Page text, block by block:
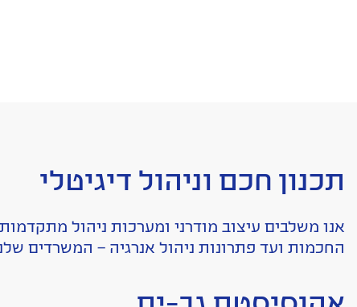
תכנון חכם וניהול דיגיטלי
אנו משלבים עיצוב מודרני ומערכות ניהול
החכמות ועד פתרונות ניהול אנרגיה – המשרדים